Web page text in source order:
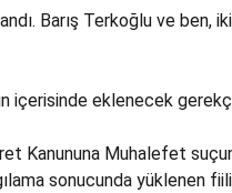
Barış Terkoğlu ve ben,
içerisinde eklenecek
Kanununa Muhalefet
sonucunda yüklenen